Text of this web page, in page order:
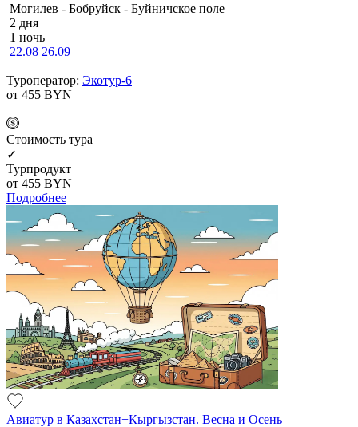
Мо­ги­лев - Бобруйск - Буй­нич­ское по­ле
2 дня
1 ночь
22.08 26.09
Туроператор: Экотур-6
от 455 BYN
Cтоимость тура
✓
Турпродукт
от 455 BYN
Подробнее
Авиатур в Казахстан+Кыргызстан. Весна и Осень